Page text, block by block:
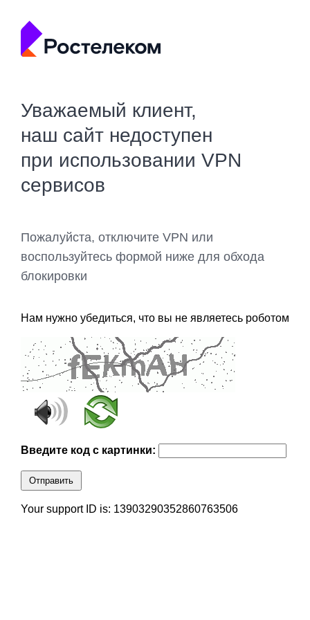
Уважаемый клиент,
наш сайт недоступен
при использовании VPN
сервисов
Пожалуйста, отключите VPN или
воспользуйтесь формой ниже для обхода
блокировки
Нам нужно убедиться, что вы не являетесь роботом
Введите код с картинки:
Отправить
Your support ID is: 13903290352860763506